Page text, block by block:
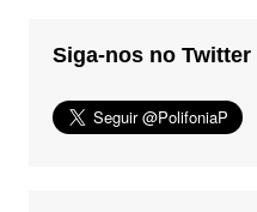
Siga-nos no Twitter